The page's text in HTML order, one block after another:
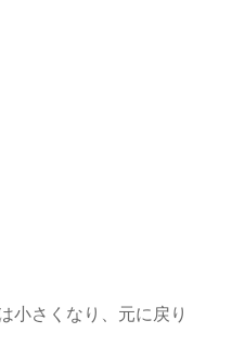
小さくなり、元に戻り